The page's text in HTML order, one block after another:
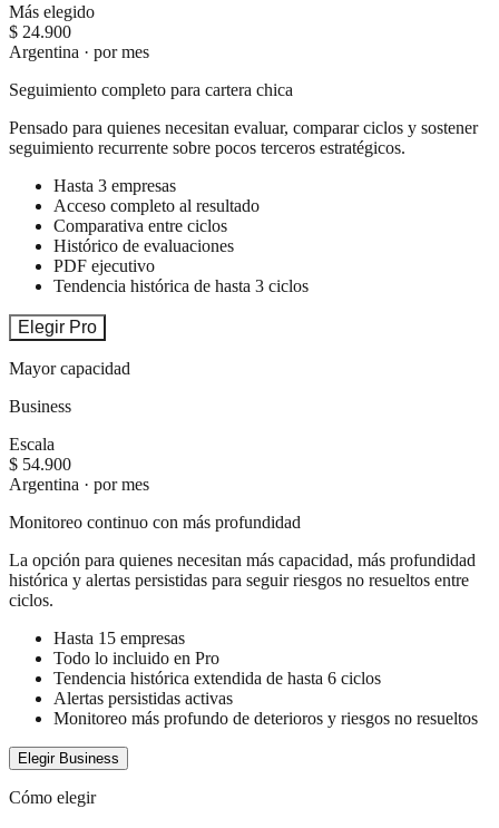
Más elegido
$ 24.900
Argentina · por mes
Seguimiento completo para cartera chica
Pensado para quienes necesitan evaluar, comparar ciclos y sostener
seguimiento recurrente sobre pocos terceros estratégicos.
Hasta 3 empresas
Acceso completo al resultado
Comparativa entre ciclos
Histórico de evaluaciones
PDF ejecutivo
Tendencia histórica de hasta 3 ciclos
Elegir Pro
Mayor capacidad
Business
Escala
$ 54.900
Argentina · por mes
Monitoreo continuo con más profundidad
La opción para quienes necesitan más capacidad, más profundidad
histórica y alertas persistidas para seguir riesgos no resueltos entre
ciclos.
Hasta 15 empresas
Todo lo incluido en Pro
Tendencia histórica extendida de hasta 6 ciclos
Alertas persistidas activas
Monitoreo más profundo de deterioros y riesgos no resueltos
Elegir Business
Cómo elegir